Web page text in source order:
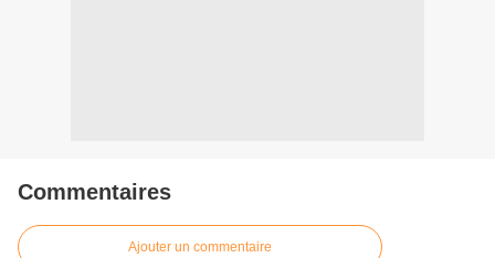
Commentaires
Ajouter un commentaire